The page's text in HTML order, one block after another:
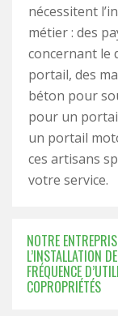
nécessitent
métier : des
concernant le
portail, des
béton pour
pour un
un portail
ces artisans
votre service.
NOTRE
L’INSTALLATION
FRÉQUENCE
COPROPRIÉTÉS